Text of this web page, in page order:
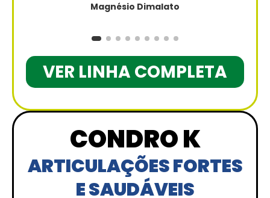
Magnésio Dimalato
VER LINHA COMPLETA
CONDRO K
ARTICULAÇÕES FORTES
E SAUDÁVEIS